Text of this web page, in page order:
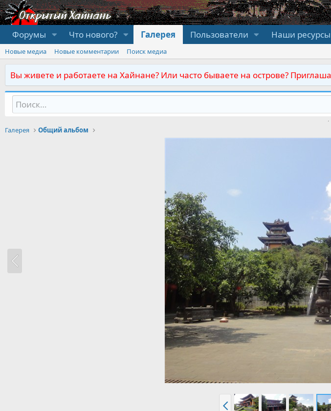
Форумы Что нового? Галерея Пользователи Наши ресурсы
Новые медиа Новые комментарии Поиск медиа
Вы живете и работаете на Хайнане? Или часто бываете на острове?
Галерея Общий альбом